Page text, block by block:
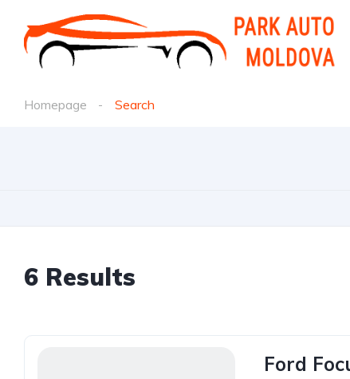
Homepage Search
6 Results
Ford